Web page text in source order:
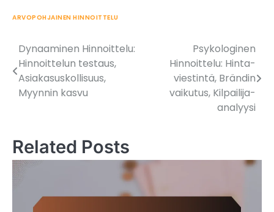
ARVOPOHJAINEN HINNOITTELU
Post
navigation
Dynaaminen Hinnoittelu:
Hinnoittelun testaus,
Asiakasuskollisuus,
Myynnin kasvu
Psykologinen
Hinnoittelu: Hinta-
viestintä, Brändin
vaikutus, Kilpailija-
analyysi
Related Posts